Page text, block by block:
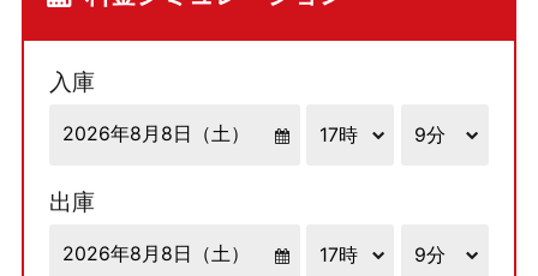
入庫
出庫